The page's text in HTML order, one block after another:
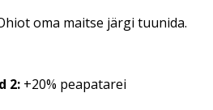
oma maitse järgi tuunida.
2: +20% peapatarei